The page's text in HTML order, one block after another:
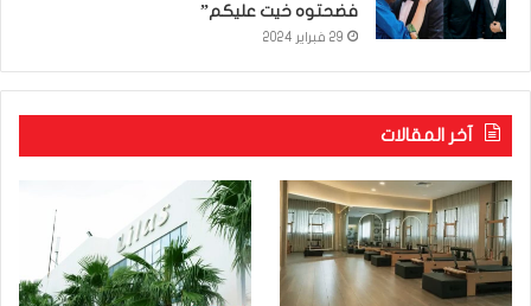
فضحتوه خيت عليكم”
29 فبراير 2024
آخر المقالات